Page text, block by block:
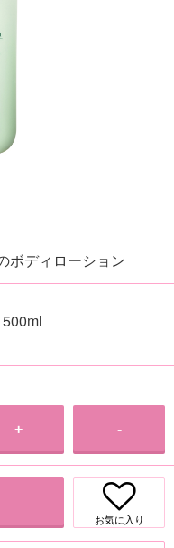
ボディローション
+ -
お気に入り